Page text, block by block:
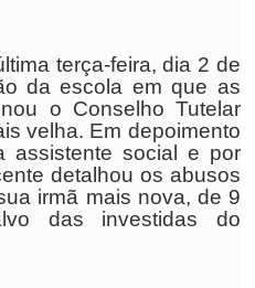
terça-feira, dia 2 de
da escola em que as
o Conselho Tutelar
velha. Em depoimento
assistente social e por
detalhou os abusos
irmã mais nova, de 9
das investidas do